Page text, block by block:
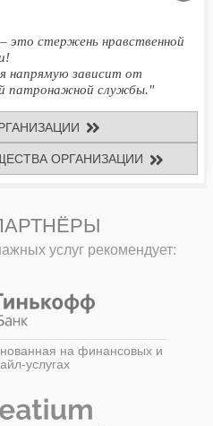
стержень нравственной
зависит от
патронажной службы."
ОРГАНИЗАЦИИ
услуг рекомендует:
на финансовых и
услугах